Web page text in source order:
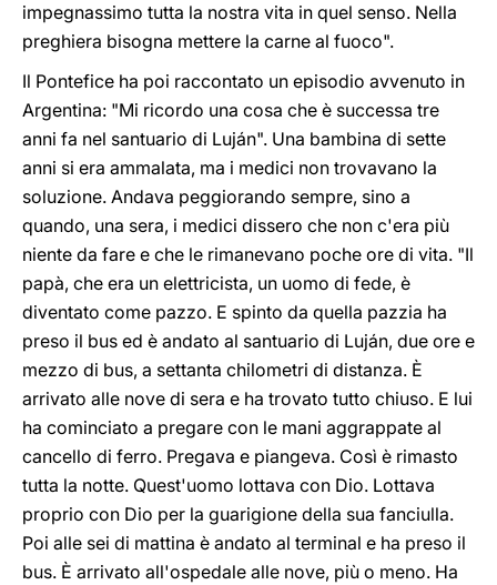
impegnassimo tutta la nostra vita in quel senso. Nella
preghiera bisogna mettere la carne al fuoco".
Il Pontefice ha poi raccontato un episodio avvenuto in
Argentina: "Mi ricordo una cosa che è successa tre
anni fa nel santuario di Luján". Una bambina di sette
anni si era ammalata, ma i medici non trovavano la
soluzione. Andava peggiorando sempre, sino a
quando, una sera, i medici dissero che non c'era più
niente da fare e che le rimanevano poche ore di vita. "Il
papà, che era un elettricista, un uomo di fede, è
diventato come pazzo. E spinto da quella pazzia ha
preso il bus ed è andato al santuario di Luján, due ore e
mezzo di bus, a settanta chilometri di distanza. È
arrivato alle nove di sera e ha trovato tutto chiuso. E lui
ha cominciato a pregare con le mani aggrappate al
cancello di ferro. Pregava e piangeva. Così è rimasto
tutta la notte. Quest'uomo lottava con Dio. Lottava
proprio con Dio per la guarigione della sua fanciulla.
Poi alle sei di mattina è andato al terminal e ha preso il
bus. È arrivato all'ospedale alle nove, più o meno. Ha